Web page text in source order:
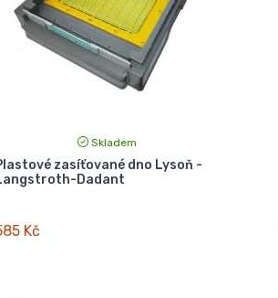
Skladem
zasíťované dno Lysoň -
Dadant
Kč